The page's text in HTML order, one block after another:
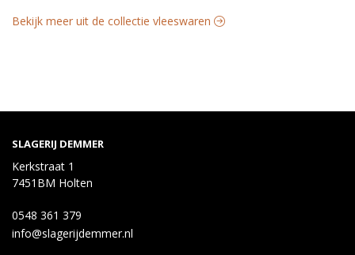
Bekijk meer uit de collectie vleeswaren
SLAGERIJ DEMMER
Kerkstraat 1
7451BM Holten
0548 361 379
info@slagerijdemmer.nl